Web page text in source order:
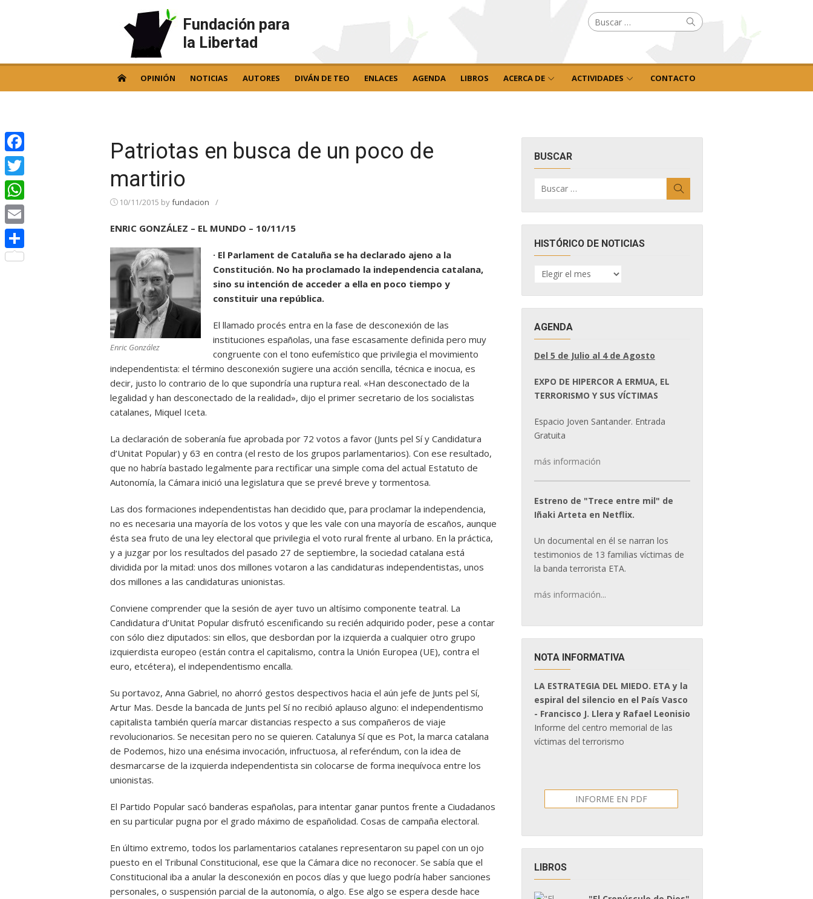
Fundación para
la Libertad
Buscar
por: Buscar
OPINIÓN NOTICIAS AUTORES DIVÁN DE TEO ENLACES AGENDA LIBROS ACERCA DE ACTIVIDADES CONTACTO
Patriotas en busca de un poco de
martirio
10/11/2015 byfundacion /
ENRIC GONZÁLEZ – EL MUNDO – 10/11/15
Enric González
· El Parlament de Cataluña se ha declarado ajeno a la
Constitución. No ha proclamado la independencia catalana,
sino su intención de acceder a ella en poco tiempo y
constituir una república.
El llamado procés entra en la fase de desconexión de las
instituciones españolas, una fase escasamente definida pero muy
congruente con el tono eufemístico que privilegia el movimiento
independentista: el término desconexión sugiere una acción sencilla, técnica e inocua, es
decir, justo lo contrario de lo que supondría una ruptura real. «Han desconectado de la
legalidad y han desconectado de la realidad», dijo el primer secretario de los socialistas
catalanes, Miquel Iceta.
La declaración de soberanía fue aprobada por 72 votos a favor (Junts pel Sí y Candidatura
d’Unitat Popular) y 63 en contra (el resto de los grupos parlamentarios). Con ese resultado,
que no habría bastado legalmente para rectificar una simple coma del actual Estatuto de
Autonomía, la Cámara inició una legislatura que se prevé breve y tormentosa.
Las dos formaciones independentistas han decidido que, para proclamar la independencia,
no es necesaria una mayoría de los votos y que les vale con una mayoría de escaños, aunque
ésta sea fruto de una ley electoral que privilegia el voto rural frente al urbano. En la práctica,
y a juzgar por los resultados del pasado 27 de septiembre, la sociedad catalana está
dividida por la mitad: unos dos millones votaron a las candidaturas independentistas, unos
dos millones a las candidaturas unionistas.
Conviene comprender que la sesión de ayer tuvo un altísimo componente teatral. La
Candidatura d’Unitat Popular disfrutó escenificando su recién adquirido poder, pese a contar
con sólo diez diputados: sin ellos, que desbordan por la izquierda a cualquier otro grupo
izquierdista europeo (están contra el capitalismo, contra la Unión Europea (UE), contra el
euro, etcétera), el independentismo encalla.
Su portavoz, Anna Gabriel, no ahorró gestos despectivos hacia el aún jefe de Junts pel Sí,
Artur Mas. Desde la bancada de Junts pel Sí no recibió aplauso alguno: el independentismo
capitalista también quería marcar distancias respecto a sus compañeros de viaje
revolucionarios. Se necesitan pero no se quieren. Catalunya Sí que es Pot, la marca catalana
de Podemos, hizo una enésima invocación, infructuosa, al referéndum, con la idea de
desmarcarse de la izquierda independentista sin colocarse de forma inequívoca entre los
unionistas.
El Partido Popular sacó banderas españolas, para intentar ganar puntos frente a Ciudadanos
en su particular pugna por el grado máximo de españolidad. Cosas de campaña electoral.
En último extremo, todos los parlamentarios catalanes representaron su papel con un ojo
puesto en el Tribunal Constitucional, ese que la Cámara dice no reconocer. Se sabía que el
Constitucional iba a anular la desconexión en pocos días y que luego podría haber sanciones
personales, o suspensión parcial de la autonomía, o algo. Ese algo se espera desde hace
BUSCAR
por:
HISTÓRICO DE NOTICIAS
HISTÓRICO
DE
AGENDA
Del 5 de Julio al 4 de Agosto
EXPO DE HIPERCOR A ERMUA, EL
TERRORISMO Y SUS VÍCTIMAS
Espacio Joven Santander. Entrada
Gratuita
más información
Estreno de "Trece entre mil" de
Iñaki Arteta en Netflix.
Un documental en él se narran los
testimonios de 13 familias víctimas de
la banda terrorista ETA.
más información...
NOTA INFORMATIVA
LA ESTRATEGIA DEL MIEDO. ETA y la
espiral del silencio en el País Vasco
- Francisco J. Llera y Rafael Leonisio
Informe del centro memorial de las
víctimas del terrorismo
INFORME EN PDF
LIBROS
Facebook
Twitter
WhatsApp
Email
Compartir